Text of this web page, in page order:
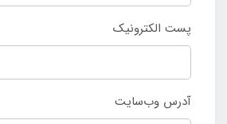
پست الکترونیک
آدرس وب‌سایت